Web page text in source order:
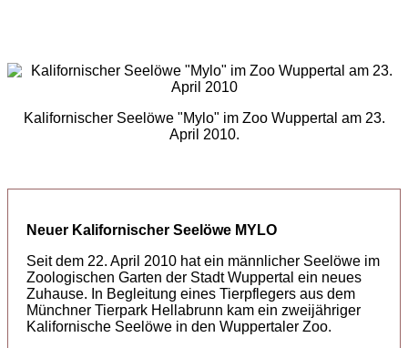
Kalifornischer Seelöwe "Mylo" im Zoo Wuppertal am 23.
April 2010.
Neuer Kalifornischer Seelöwe MYLO
Seit dem 22. April 2010 hat ein männlicher Seelöwe im
Zoologischen Garten der Stadt Wuppertal ein neues
Zuhause. In Begleitung eines Tierpflegers aus dem
Münchner Tierpark Hellabrunn kam ein zweijähriger
Kalifornische Seelöwe in den Wuppertaler Zoo.